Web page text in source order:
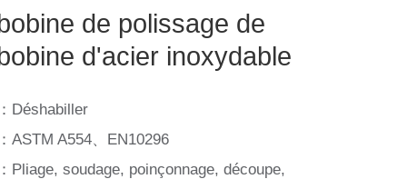
de polissage de
d'acier inoxydable
Déshabiller
ASTM A554、EN10296
Pliage, soudage, poinçonnage, découpe,